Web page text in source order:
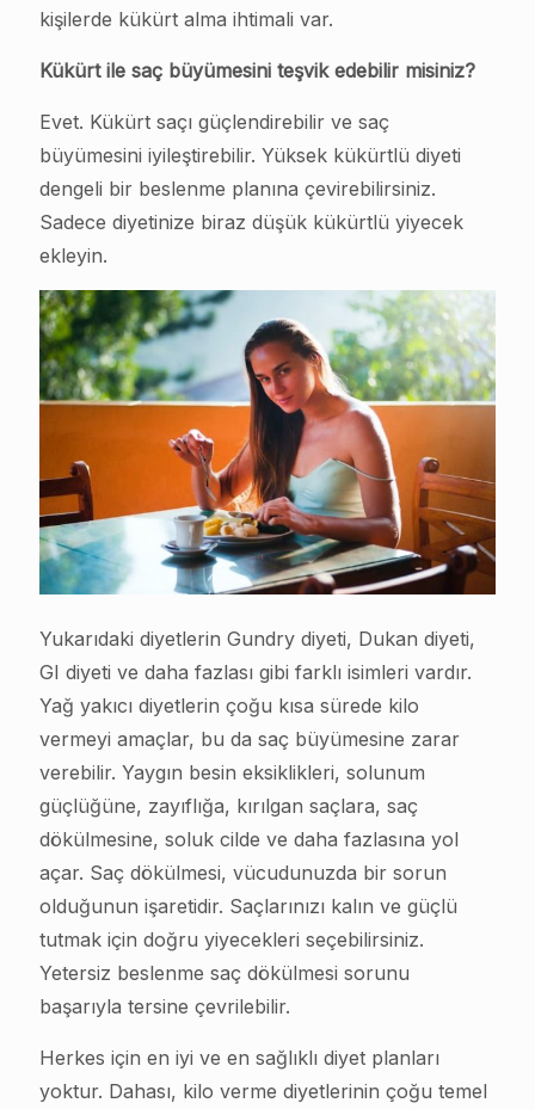
kişilerde kükürt alma ihtimali var.
Kükürt ile saç büyümesini teşvik edebilir misiniz?
Evet. Kükürt saçı güçlendirebilir ve saç
büyümesini iyileştirebilir. Yüksek kükürtlü diyeti
dengeli bir beslenme planına çevirebilirsiniz.
Sadece diyetinize biraz düşük kükürtlü yiyecek
ekleyin.
Yukarıdaki diyetlerin Gundry diyeti, Dukan diyeti,
GI diyeti ve daha fazlası gibi farklı isimleri vardır.
Yağ yakıcı diyetlerin çoğu kısa sürede kilo
vermeyi amaçlar, bu da saç büyümesine zarar
verebilir. Yaygın besin eksiklikleri, solunum
güçlüğüne, zayıflığa, kırılgan saçlara, saç
dökülmesine, soluk cilde ve daha fazlasına yol
açar. Saç dökülmesi, vücudunuzda bir sorun
olduğunun işaretidir. Saçlarınızı kalın ve güçlü
tutmak için doğru yiyecekleri seçebilirsiniz.
Yetersiz beslenme saç dökülmesi sorunu
başarıyla tersine çevrilebilir.
Herkes için en iyi ve en sağlıklı diyet planları
yoktur. Dahası, kilo verme diyetlerinin çoğu temel